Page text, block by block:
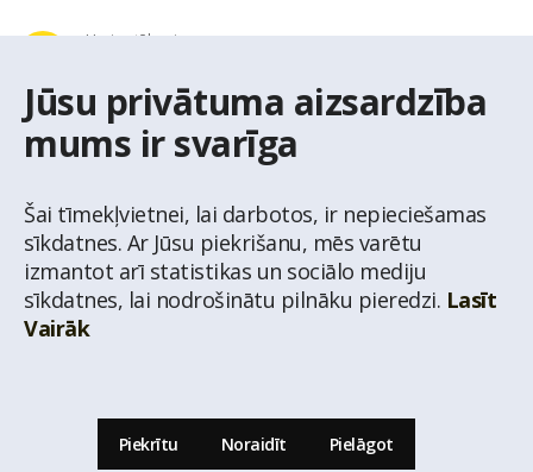
Jūsu privātuma aizsardzība
mums ir svarīga
Šai tīmekļvietnei, lai darbotos, ir nepieciešamas
sīkdatnes. Ar Jūsu piekrišanu, mēs varētu
izmantot arī statistikas un sociālo mediju
sīkdatnes, lai nodrošinātu pilnāku pieredzi. Lasīt
Vairāk
Piekrītu Noraidīt Pielāgot
© Nekustamo īpašumu aģentūra Latio.
Uzziņu tālrunis
E-pasta adrese
latio@latio.lv